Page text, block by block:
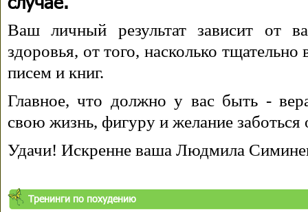
Ваш личный результат зависит от
здоровья, от того, насколько
писем и книг.
Главное, что должно у вас быть -
свою жизнь, фигуру и желание заботься
Удачи! Искренне ваша Людмила
Тренинги по похудению